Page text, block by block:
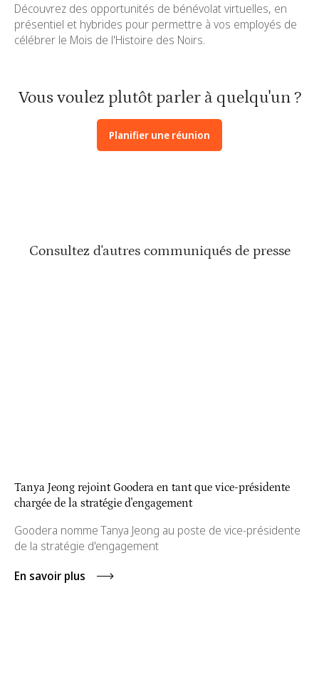
Découvrez des opportunités de bénévolat virtuelles, en
présentiel et hybrides pour permettre à vos employés de
célébrer le Mois de l'Histoire des Noirs.
Vous voulez plutôt parler à quelqu'un ?
Planifier une réunion
Consultez d'autres communiqués de presse
Tanya Jeong rejoint Goodera en tant que vice-présidente
chargée de la stratégie d'engagement
Goodera nomme Tanya Jeong au poste de vice-présidente
de la stratégie d'engagement
En savoir plus